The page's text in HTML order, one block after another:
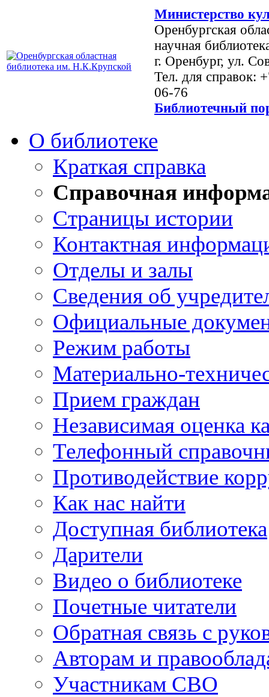
Министерство
Оренбургская
научная
г. Оренбург, ул.
Тел. для справок:
06-76
Библиотечный
О библиотеке
Краткая справка
Справочная
Страницы истории
Контактная
Отделы и залы
Сведения об
Официальные
Режим работы
Материально-
Прием граждан
Независимая оценка
Телефонный
Противодействие
Как нас найти
Доступная библиотека
Дарители
Видео о библиотеке
Почетные читатели
Обратная связь с
Авторам и
Участникам СВО